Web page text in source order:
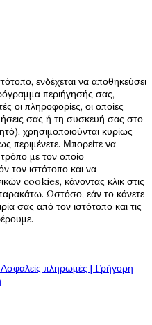
ενδέχεται να αποθηκεύσει
περιήγησής σας,
οι πληροφορίες, οι οποίες
σας ή τη συσκευή σας στο
χρησιμοποιούνται κυρίως
περιμένετε. Μπορείτε να
με τον οποίο
τον ιστότοπο και να
cookies, κάνοντας κλικ στις
Ωστόσο, εάν το κάνετε
σας από τον ιστότοπο και τις
πληρωμές | Γρήγορη